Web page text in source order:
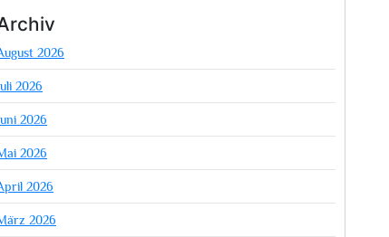
2026
2026
2026
2026
2026
2026